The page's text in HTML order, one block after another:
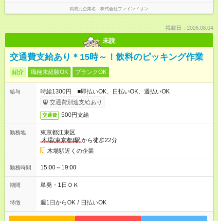
掲載元企業名 株式会社ファインドオン
掲載日：2026.08.04
未読
交通費支給あり＊15時～！飲料のピッキング作業
紹介 職種未経験OK ブランクOK
給与
時給1300円 ■即払いOK、日払いOK、週払いOK
交通費別途支給あり
交通費 500円支給
勤務地
東京都江東区
木場(東京都)駅から徒歩22分
木場駅近くの企業
勤務時間 15:00～19:00
期間 単発・1日ＯＫ
特徴 週1日からOK / 日払いOK